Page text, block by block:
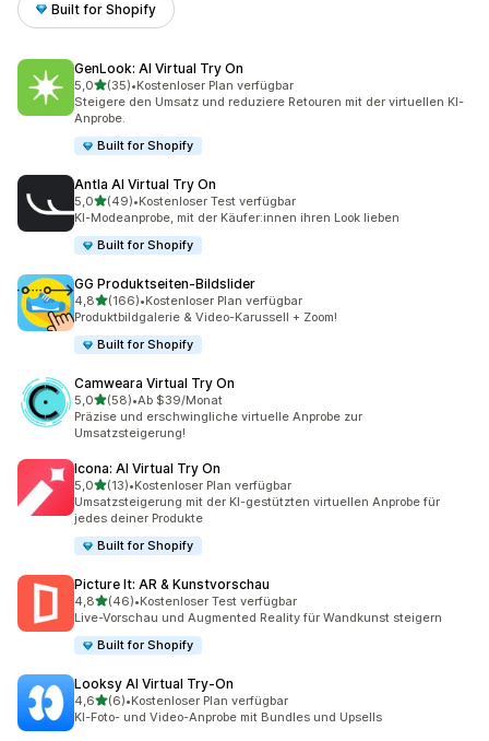
Built for Shopify
GenLook: AI Virtual Try On
5,0von 5 Sternen
(35)
35 Rezensionen insgesamt
•Kostenloser Plan verfügbar
Steigere den Umsatz und reduziere Retouren mit der virtuellen KI-
Anprobe.
Built for Shopify
Antla AI Virtual Try On
5,0von 5 Sternen
(49)
49 Rezensionen insgesamt
•Kostenloser Test verfügbar
KI-Modeanprobe, mit der Käufer:innen ihren Look lieben
Built for Shopify
GG Produktseiten‑Bildslider
4,8von 5 Sternen
(166)
166 Rezensionen insgesamt
•Kostenloser Plan verfügbar
Produktbildgalerie & Video-Karussell + Zoom!
Built for Shopify
Camweara Virtual Try On
5,0von 5 Sternen
(58)
58 Rezensionen insgesamt
•Ab $39/Monat
Präzise und erschwingliche virtuelle Anprobe zur
Umsatzsteigerung!
Icona: AI Virtual Try On
5,0von 5 Sternen
(13)
13 Rezensionen insgesamt
•Kostenloser Plan verfügbar
Umsatzsteigerung mit der KI-gestützten virtuellen Anprobe für
jedes deiner Produkte
Built for Shopify
Picture It: AR & Kunstvorschau
4,8von 5 Sternen
(46)
46 Rezensionen insgesamt
•Kostenloser Test verfügbar
Live-Vorschau und Augmented Reality für Wandkunst steigern
Built for Shopify
Looksy AI Virtual Try‑On
4,6von 5 Sternen
(6)
6 Rezensionen insgesamt
•Kostenloser Plan verfügbar
KI-Foto- und Video-Anprobe mit Bundles und Upsells